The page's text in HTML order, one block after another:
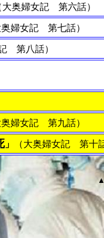
大奥婦女記 第六話）
奥婦女記 第七話）
第八話）
奥婦女記 第九話）
」 （大奥婦女記 第十